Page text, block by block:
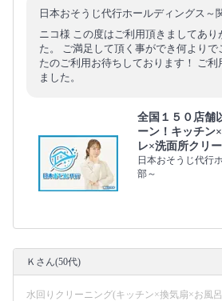
日本おそうじ代行ホールディングス～
ニコ様 この度はご利用頂きましてあり
た。 ご満足して頂く事ができ何よりで
たのご利用お待ちしております！ ご
ました。
全国１５０店舗
ーン！キッチン
レ×洗面所クリ
日本おそうじ代行
部～
Ｋさん(50代)
水回りクリーニング(キッチン×換気扇×お風